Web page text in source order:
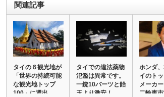
関連記事
タイの６観光地が
「世界の持続可能
な観光地トップ
100」に選出。
タイでの違法薬物
氾濫は異常です。
一錠10バーツと飴
玉より激安！
ホンダ
イのト
メーカ
二輪車